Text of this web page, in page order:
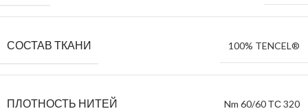
СОСТАВ ТКАНИ 100% TENCEL®
ПЛОТНОСТЬ НИТЕЙ Nm 60/60 ТС 320